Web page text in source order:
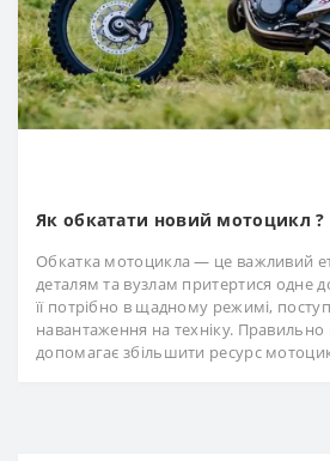
Як обкатати новий мотоцикл ?
Обкатка мотоцикла — це важливий
деталям та вузлам притертися одне
її потрібно в щадному режимі,
навантаження на техніку.
допомагає збільшити ресурс